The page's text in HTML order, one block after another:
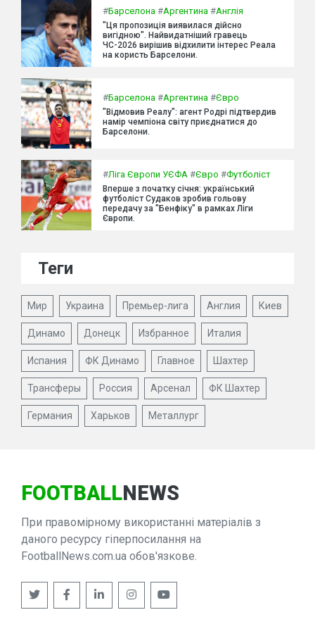
#Барселона #Аргентина #Англія
"Ця пропозиція виявилася дійсно
вигідною". Найвидатніший гравець
ЧС-2026 вирішив відхилити інтерес Реала
на користь Барселони.
#Барселона #Аргентина #Євро
"Відмовив Реалу": агент Родрі підтвердив
намір чемпіона світу приєднатися до
Барселони.
#Ліга Європи УЄФА #Євро #Футболіст
Вперше з початку січня: український
футболіст Судаков зробив гольову
передачу за "Бенфіку" в рамках Ліги
Європи.
Теги
Мир Украина Премьер-лига Англия Киев
Динамо Донецк Избранное Италия
Испания ФК Динамо Главное Шахтер
Трансферы Россия Арсенал ФК Шахтер
Германия Харьков Металлург
FOOTBALLNEWS
При правомірному використанні матеріалів з
даного ресурсу гіперпосилання на
FootballNews.com.ua обов'язкове.